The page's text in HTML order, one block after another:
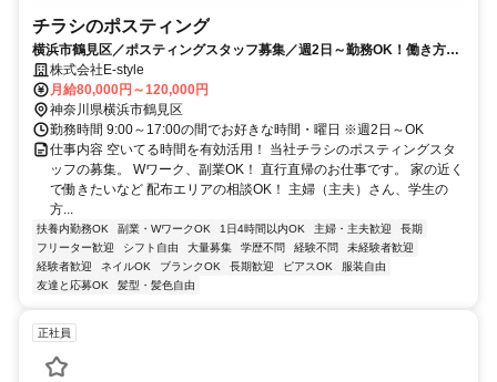
チラシのポスティング
横浜市鶴見区／ポスティングスタッフ募集／週2日～勤務OK！働き方自
由！インセンティブあり！
株式会社E-style
月給80,000円～120,000円
神奈川県横浜市鶴見区
勤務時間 9:00～17:00の間でお好きな時間・曜日 ※週2日～OK
仕事内容 空いてる時間を有効活用！ 当社チラシのポスティングスタ
ッフの募集。 Wワーク、副業OK！ 直行直帰のお仕事です。 家の近く
で働きたいなど 配布エリアの相談OK！ 主婦（主夫）さん、学生の
方...
扶養内勤務OK 副業・WワークOK 1日4時間以内OK 主婦・主夫歓迎
長期
フリーター歓迎
シフト自由 大量募集 学歴不問 経験不問
未経験者歓迎
経験者歓迎
ネイルOK ブランクOK 長期歓迎 ピアスOK
服装自由
友達と応募OK
髪型・髪色自由
正社員